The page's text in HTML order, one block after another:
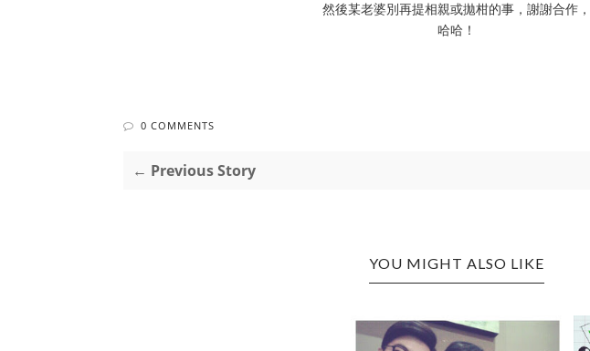
然後某老婆別再提相親或拋柑的事，謝謝合作，
哈哈！
0 COMMENTS
← Previous Story
YOU MIGHT ALSO LIKE